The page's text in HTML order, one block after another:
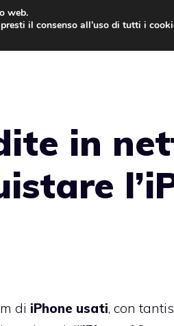
in
di iPhone usati, con
web.
il consenso all’uso di tutti i